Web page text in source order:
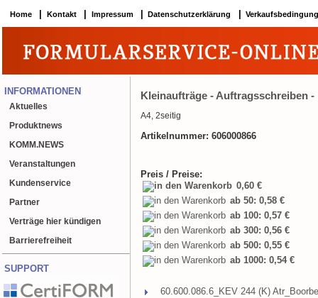
Home Kontakt Impressum Datenschutzerklärung
INFORMATIONEN
Aktuelles
Produktnews
KOMM.NEWS
Veranstaltungen
Kundenservice
Partner
Verträge hier kündigen
Barrierefreiheit
SUPPORT
Kleinaufträge - Auftragsschreiben -
A4, 2seitig
Artikelnummer: 606000866
Preis / Preise:
0,60 €
ab 50: 0,58 €
ab 100: 0,57 €
ab 300: 0,56 €
ab 500: 0,55 €
ab 1000: 0,54 €
60.600.086.6_KEV 244 (K)